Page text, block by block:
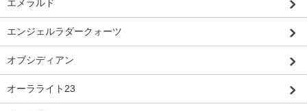
エメラルド
エンジェルラダークォーツ
オブシディアン
オーラライト23